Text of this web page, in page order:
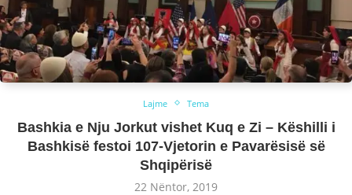
Lajme Tema
Bashkia e Nju Jorkut vishet Kuq e Zi – Këshilli i
Bashkisë festoi 107-Vjetorin e Pavarësisë së
Shqipërisë
22 Nëntor, 2019